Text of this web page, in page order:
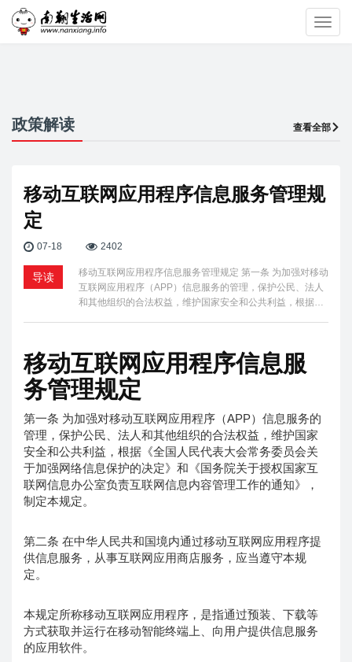
政策解读 查看全部
移动互联网应用程序信息服务管理规
定
07-18 2402
导读
移动互联网应用程序信息服务管理规定 第一条 为加强对移动
互联网应用程序（APP）信息服务的管理，保护公民、法人
和其他组织的合法权益，维护国家安全和公共利益，根据…
移动互联网应用程序信息服
务管理规定
第一条 为加强对移动互联网应用程序（APP）信息服务的
管理，保护公民、法人和其他组织的合法权益，维护国家
安全和公共利益，根据《全国人民代表大会常务委员会关
于加强网络信息保护的决定》和《国务院关于授权国家互
联网信息办公室负责互联网信息内容管理工作的通知》，
制定本规定。
第二条 在中华人民共和国境内通过移动互联网应用程序提
供信息服务，从事互联网应用商店服务，应当遵守本规
定。
本规定所称移动互联网应用程序，是指通过预装、下载等
方式获取并运行在移动智能终端上、向用户提供信息服务
的应用软件。